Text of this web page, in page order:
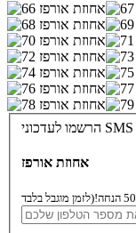
אחוזת אורפז